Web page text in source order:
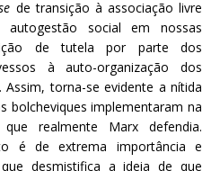
de transição à associação livre
social em nossas
de tutela por parte dos
à auto-organização dos
Assim, torna-se evidente a nítida
bolcheviques implementaram na
realmente Marx defendia.
é de extrema importância e
desmistifica a ideia de que